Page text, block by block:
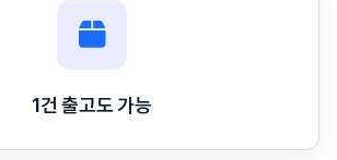
1건 출고도 가능